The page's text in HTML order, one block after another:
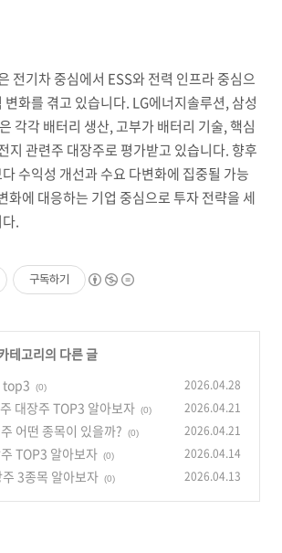
전기차 중심에서 ESS와 전력 인프라 중심으
화를 겪고 있습니다. LG에너지솔루션, 삼성
각각 배터리 생산, 고부가 배터리 기술, 핵심
지 관련주 대장주로 평가받고 있습니다. 향후
수익성 개선과 수요 다변화에 집중될 가능
화에 대응하는 기업 중심으로 투자 전략을 세
.
구독하기
테고리의 다른 글
top3
(0) 2026.04.28
대장주 TOP3 알아보자 (0) 2026.04.21
어떤 종목이 있을까? (0) 2026.04.21
TOP3 알아보자 (0) 2026.04.14
3종목 알아보자 (0) 2026.04.13